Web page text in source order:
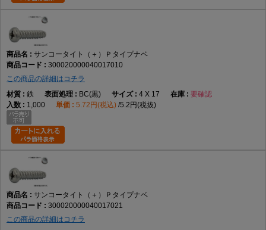
サンコータイト（＋）Ｐタイプナベ
300020000040017010
この商品の詳細はコチラ
鉄
BC(黒) 4 X 17
要確認
1,000
5.72円(税込) 5.2円(税抜)
サンコータイト（＋）Ｐタイプナベ
300020000040017021
この商品の詳細はコチラ